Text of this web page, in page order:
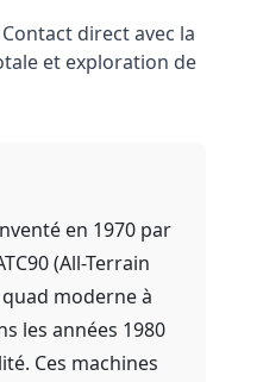
direct avec la
et exploration de
en 1970 par
(All-Terrain
moderne à
les années 1980
Ces machines